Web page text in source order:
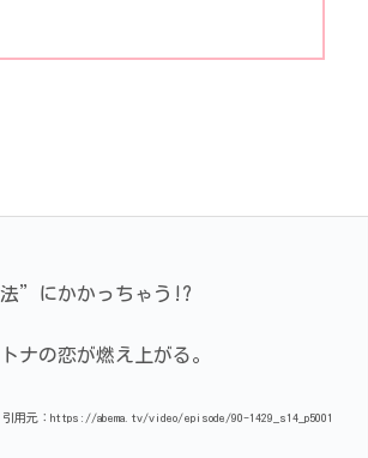
”にかかっちゃう!?
ナの恋が燃え上がる。
引用元：https://abema.tv/video/episode/90-1429_s14_p5001